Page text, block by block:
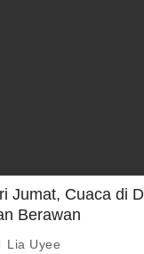
Jumat, Cuaca di
Berawan
Lia Uyee